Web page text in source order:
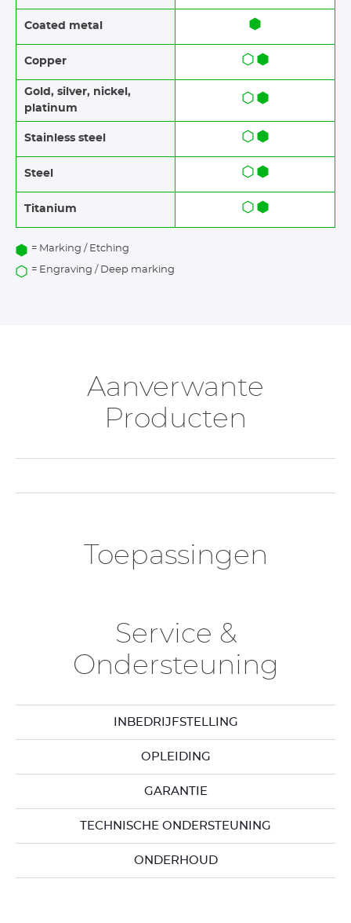
Coated metal
Copper
Gold, silver, nickel,
platinum
Stainless steel​​
Steel
Titanium
= Marking / Etching
= Engraving / Deep marking
Aanverwante
Producten
Toepassingen
Service &
Ondersteuning
INBEDRIJFSTELLING
OPLEIDING
GARANTIE
TECHNISCHE ONDERSTEUNING
ONDERHOUD